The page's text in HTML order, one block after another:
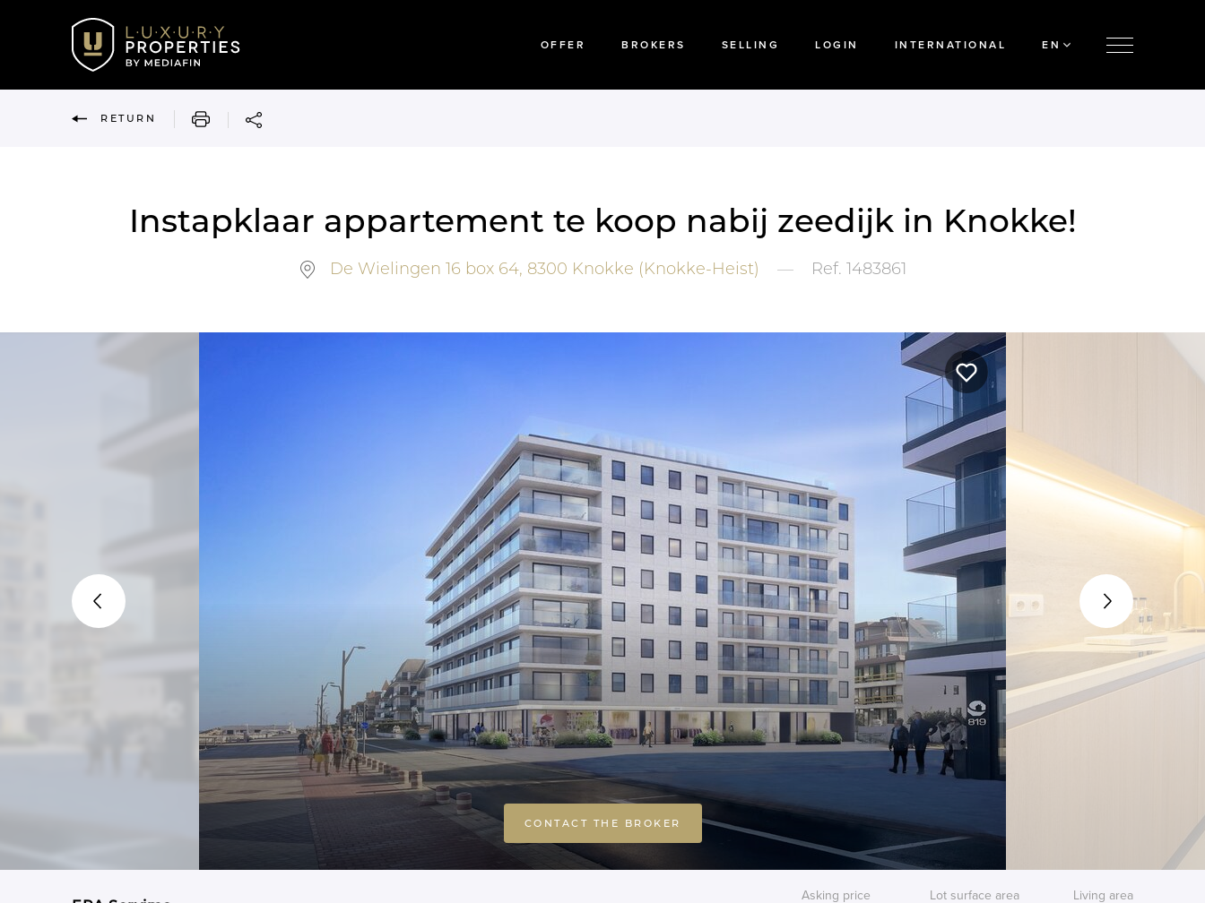
OFFER BROKERS SELLING LOGIN INTERNATIONAL EN
RETURN PRINT
Instapklaar appartement te koop nabij zeedijk in Knokke!
De Wielingen 16 box 64, 8300 Knokke (Knokke-Heist) — Ref. 1483861
CONTACT THE BROKER
Asking price Lot surface area Living area